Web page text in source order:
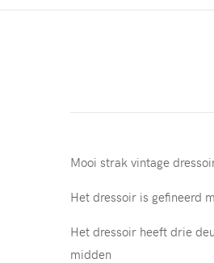
Mooi strak vintage
Het dressoir is gefineerd
Het dressoir heeft drie
midden